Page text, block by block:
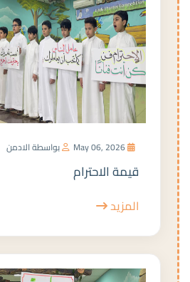
بواسطة الادمن
قيمة الاحترام
المزيد